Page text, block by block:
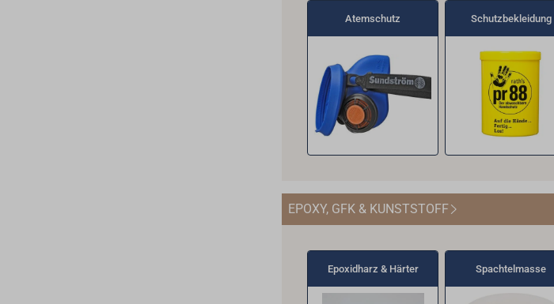
Atemschutz Schutzbekleidung
EPOXY, GFK & KUNSTSTOFF
Epoxidharz & Härter Spachtelmasse